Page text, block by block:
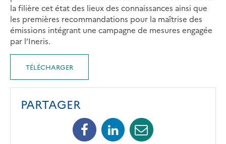
la filière cet état des lieux des connaissances ainsi que
les premières recommandations pour la maîtrise des
émissions intégrant une campagne de mesures engagée
par l’Ineris.
TÉLÉCHARGER
PARTAGER
Facebook
(opens
Linkedin
(opens
Mail
(opens